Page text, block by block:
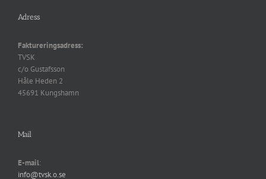
Adress
Faktureringsadress:
TVSK
c/o Gustafsson
Håle Heden 2
45691 Kungshamn
Mail
E-mail:
info@tvsk.o.se